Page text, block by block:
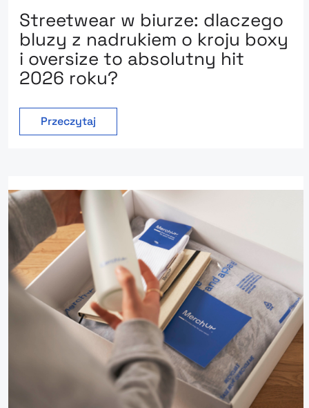
Streetwear w biurze: dlaczego
bluzy z nadrukiem o kroju boxy
i oversize to absolutny hit
2026 roku?
Przeczytaj